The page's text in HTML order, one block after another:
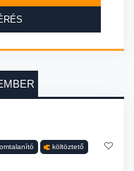
költöztető